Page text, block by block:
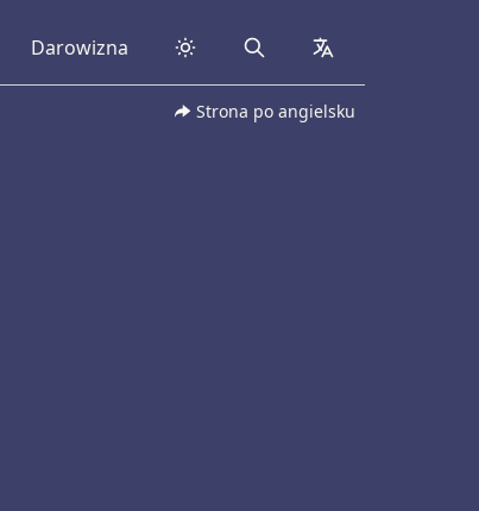
Darowizna Search collapsed
Strona po angielsku